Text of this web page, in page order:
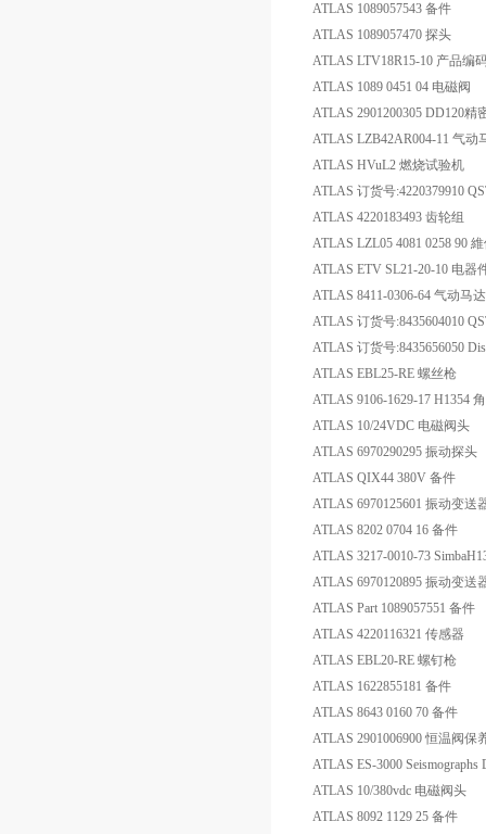
ATLAS 1089057543 备件
ATLAS 1089057470 探头
ATLAS LTV18R15-10 产品编
ATLAS 1089 0451 04 电磁阀
ATLAS 2901200305 DD120精
ATLAS LZB42AR004-11 气动
ATLAS HVuL2 燃烧试验机
ATLAS 订货号:4220379910
ATLAS 4220183493 齿轮组
ATLAS LZL05 4081 0258 90 維
ATLAS ETV SL21-20-10 电器
ATLAS 8411-0306-64 气动马达
ATLAS 订货号:8435604010
ATLAS 订货号:8435656050
ATLAS EBL25-RE 螺丝枪
ATLAS 9106-1629-17 H1354
ATLAS 10/24VDC 电磁阀头
ATLAS 6970290295 振动探头
ATLAS QIX44 380V 备件
ATLAS 6970125601 振动变送
ATLAS 8202 0704 16 备件
ATLAS 3217-0010-73
ATLAS 6970120895 振动变送
ATLAS Part 1089057551 备件
ATLAS 4220116321 传感器
ATLAS EBL20-RE 螺钉枪
ATLAS 1622855181 备件
ATLAS 8643 0160 70 备件
ATLAS 2901006900 恒温阀保
ATLAS ES-3000 Seismographs
ATLAS 10/380vdc 电磁阀头
ATLAS 8092 1129 25 备件